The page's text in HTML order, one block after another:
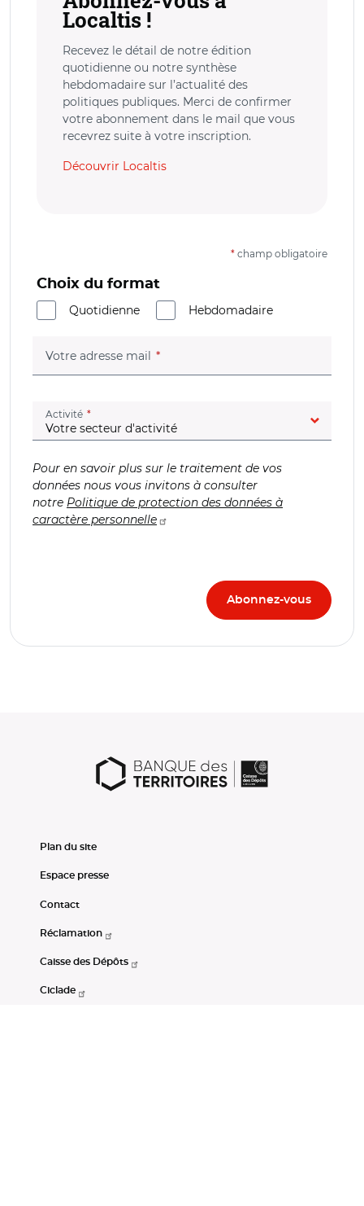
Localtis !
Recevez le détail de notre édition
quotidienne ou notre synthèse
hebdomadaire sur l’actualité des
politiques publiques. Merci de confirmer
votre abonnement dans le mail que vous
recevrez suite à votre inscription.
Découvrir Localtis
* champ obligatoire
Choix du format
Quotidienne
Hebdomadaire
Votre adresse mail (champ obligatoire)
Activité (champ obligatoire)
Pour en savoir plus sur le traitement de vos
données nous vous invitons à consulter
notre Politique de protection des données à
caractère personnelle
Plan du site
Espace presse
Contact
Réclamation
Caisse des Dépôts
Ciclade